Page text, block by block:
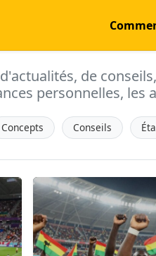
de
personnelles, les
Concepts Conseils